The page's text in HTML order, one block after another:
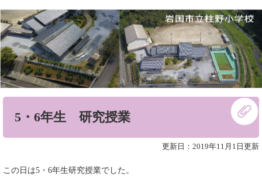
本
文
へ
5・6年生 研究授業
更新日：2019年11月1日更新
この日は5・6年生研究授業でした。